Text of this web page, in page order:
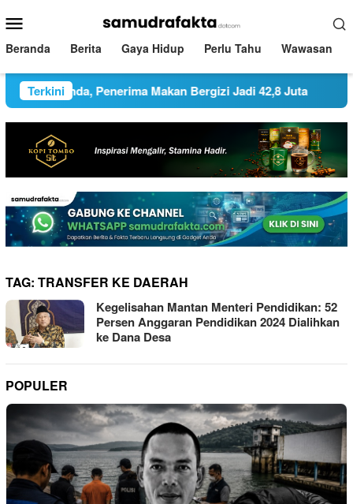
ke
kontenMobile
Beranda Berita Gaya Hidup Perlu Tahu Wawasan
Terkini
Ganda, Penerima Makan Bergizi Jadi 42,8 Juta
TAG: TRANSFER KE DAERAH
Kegelisahan Mantan Menteri Pendidikan: 52
Persen Anggaran Pendidikan 2024 Dialihkan
ke Dana Desa
POPULER